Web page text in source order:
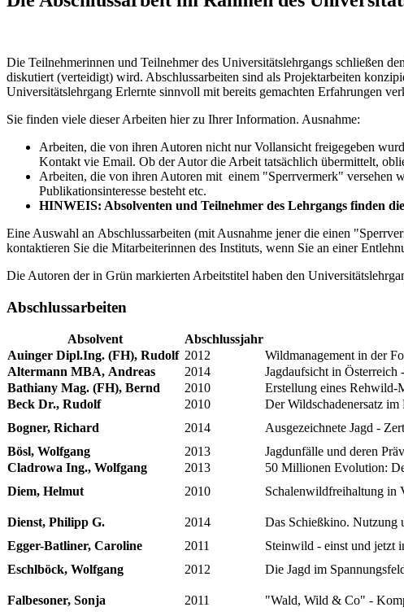
Die Teilnehmerinnen und Teilnehmer des Universitätslehrgangs schließen
diskutiert (verteidigt) wird. Abschlussarbeiten sind als Projektarbeiten
Universitätslehrgang Erlernte sinnvoll mit bereits gemachten Erfahrungen
Sie finden viele dieser Arbeiten hier zu Ihrer Information. Ausnahme:
Arbeiten, die von ihren Autoren nicht nur Vollansicht freigegeben
Kontakt vie Email. Ob der Autor die Arbeit tatsächlich übermittelt,
Arbeiten, die von ihren Autoren mit einem "Sperrvermerk" versehen
Publikationsinteresse besteht etc.
HINWEIS: Absolventen und Teilnehmer des Lehrgangs finden
Eine Auswahl an Abschlussarbeiten (mit Ausnahme jener die einen
kontaktieren Sie die Mitarbeiterinnen des Instituts, wenn Sie an einer
Die Autoren der in Grün markierten Arbeitstitel haben den
Abschlussarbeiten
Absolvent Abschlussjahr
Auinger Dipl.Ing. (FH), Rudolf 2012 Wildmanagement in der
Altermann MBA, Andreas
2014
Jagdaufsicht in
Bathiany Mag. (FH), Bernd
2010
Erstellung eines Rehwild-
Beck Dr., Rudolf
2010
Der Wildschadenersatz im
Bogner, Richard
2014 Ausgezeichnete Jagd -
Bösl, Wolfgang
2013
Jagdunfälle und deren
Cladrowa Ing., Wolfgang
2013
50 Millionen Evolution:
Diem, Helmut
2010 Schalenwildfreihaltung in
Dienst, Philipp G.
2014 Das Schießkino. Nutzung
Egger-Batliner, Caroline
2011
Steinwild - einst und jetzt
Eschlböck, Wolfgang
2012 Die Jagd im
Falbesoner, Sonja
2011 "Wald, Wild & Co" -